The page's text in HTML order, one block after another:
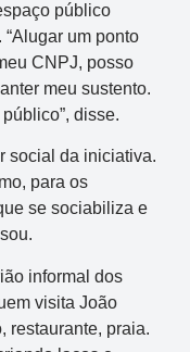
público
um ponto
CNPJ, posso
meu sustento.
disse.
social da iniciativa.
para os
se sociabiliza e
informal dos
visita João
restaurante, praia.